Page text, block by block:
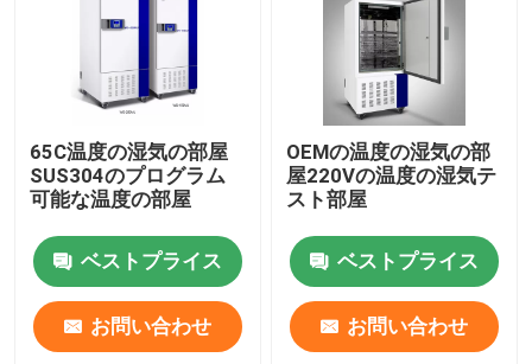
嫌気性インキュベーター
環境試験室
血小板インキュベーターアジテーター
65C温度の湿気の部屋
SUS304のプログラム
可能な温度の部屋
ベストプライス
お問い合わせ
OEMの温度の湿気の部
屋220Vの温度の湿気テ
スト部屋
ベストプライス
お問い合わせ